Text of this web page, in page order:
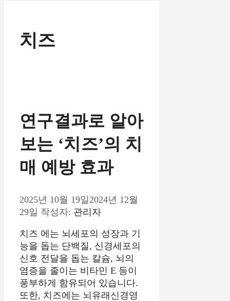
치즈
연구결과로 알아
보는 ‘치즈’의 치
매 예방 효과
2025년 10월 19일 2024년 12월
29일 작성자: 관리자
치즈 에는 뇌세포의 성장과 기
능을 돕는 단백질, 신경세포의
신호 전달을 돕는 칼슘, 뇌의
염증을 줄이는 비타민 E 등이
풍부하게 함유되어 있습니다.
또한, 치즈에는 뇌유래신경영